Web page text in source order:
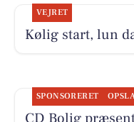
VEJRET
Kølig start, lun
SPONSORERET
CD Bolig